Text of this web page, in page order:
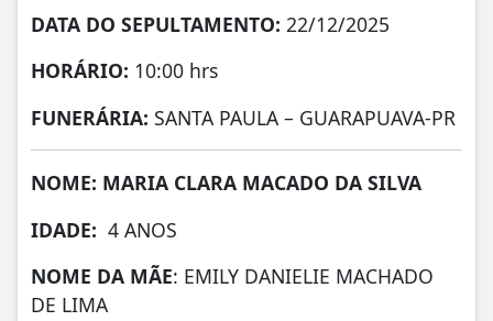
DATA DO SEPULTAMENTO: 22/12/2025
HORÁRIO: 10:00 hrs
FUNERÁRIA: SANTA PAULA – GUARAPUAVA-PR
NOME: MARIA CLARA MACADO DA SILVA
IDADE: 4 ANOS
NOME DA MÃE: EMILY DANIELIE MACHADO
DE LIMA